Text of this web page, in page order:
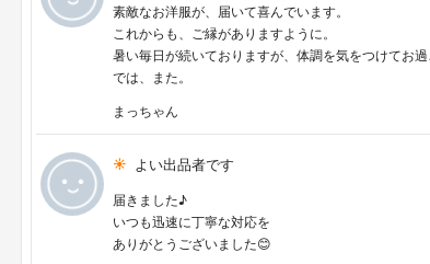
素敵なお洋服が、届いて喜んでいます。
これからも、ご縁がありますように。
暑い毎日が続いておりますが、体調を気をつけてお過
では、また。
まっちゃん
よい出品者です
届きました♪
いつも迅速に丁寧な対応を
ありがとうございました😊